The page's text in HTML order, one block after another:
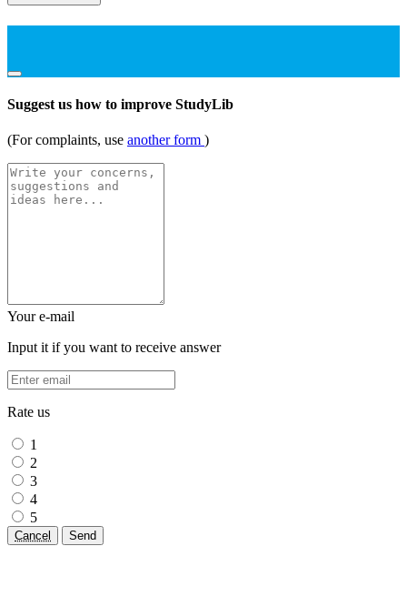
Suggest us how to improve StudyLib
(For complaints, use another form )
Your e-mail
Input it if you want to receive answer
Rate us
1
2
3
4
5
Cancel Send